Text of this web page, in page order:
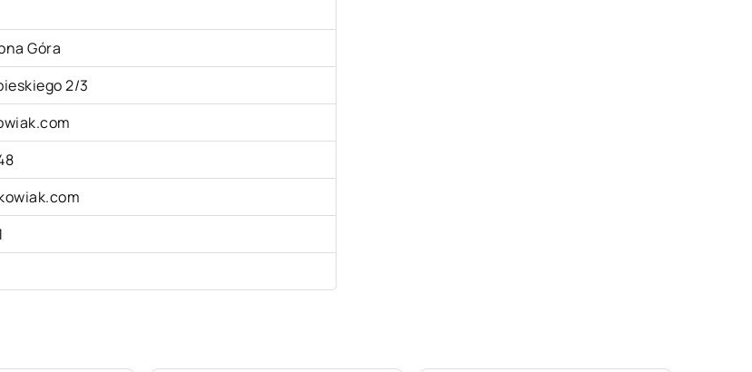
Góra
2/3